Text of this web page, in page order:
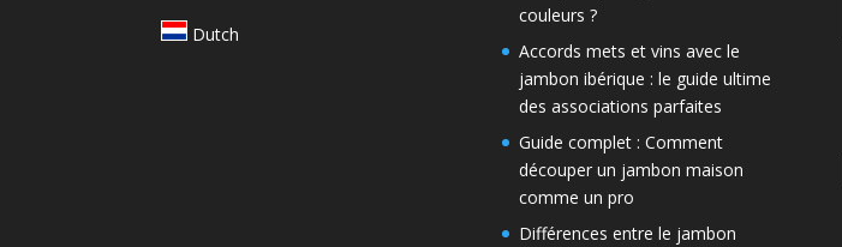
Dutch
couleurs ?
Accords mets et vins avec le
jambon ibérique : le guide ultime
des associations parfaites
Guide complet : Comment
découper un jambon maison
comme un pro
Différences entre le jambon